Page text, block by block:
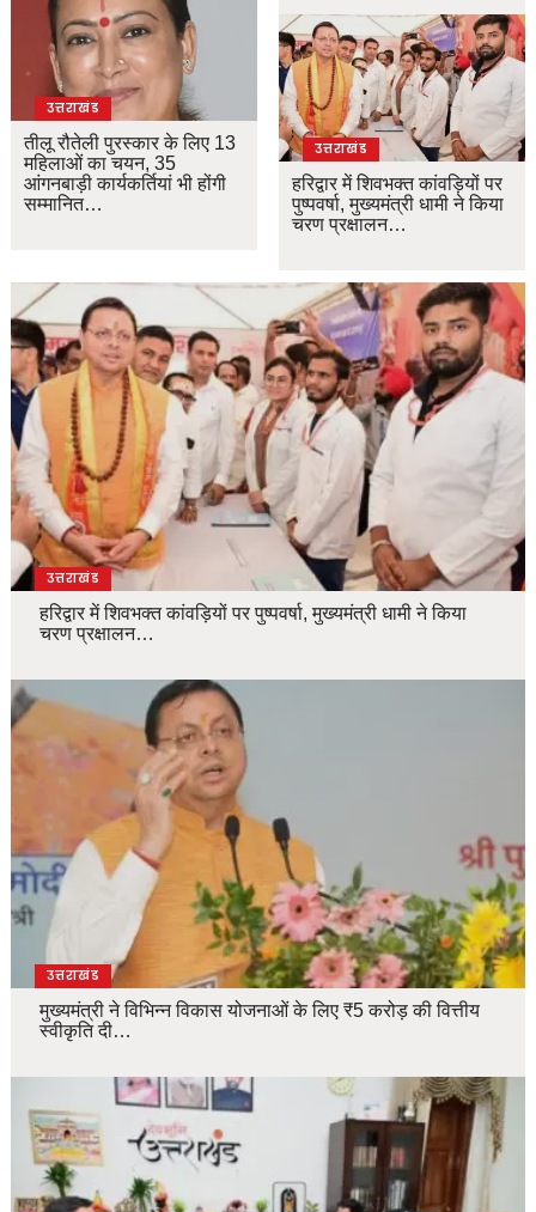
उत्तराखंड
तीलू रौतेली पुरस्कार के लिए 13
महिलाओं का चयन, 35
आंगनबाड़ी कार्यकर्तियां भी होंगी
सम्मानित…
उत्तराखंड
हरिद्वार में शिवभक्त कांवड़ियों पर
पुष्पवर्षा, मुख्यमंत्री धामी ने किया
चरण प्रक्षालन…
उत्तराखंड
हरिद्वार में शिवभक्त कांवड़ियों पर पुष्पवर्षा, मुख्यमंत्री धामी ने किया
चरण प्रक्षालन…
उत्तराखंड
मुख्यमंत्री ने विभिन्न विकास योजनाओं के लिए ₹5 करोड़ की वित्तीय
स्वीकृति दी…